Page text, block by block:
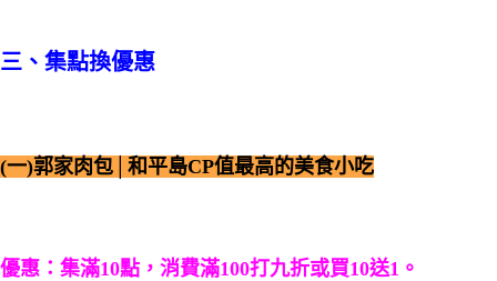
三、集點換優惠
(一)郭家肉包│和平島CP值最高的美食小吃
優惠：集滿10點，消費滿100打九折或買10送1。